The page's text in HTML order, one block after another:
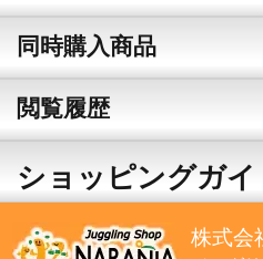
同時購入商品
閲覧履歴
ショッピングガイ
株式会